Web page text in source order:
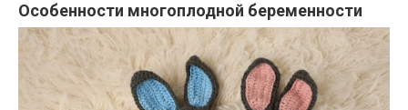
Особенности многоплодной беременности